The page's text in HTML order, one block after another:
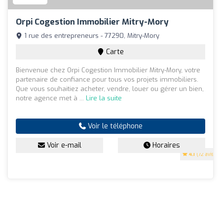
Orpi Cogestion Immobilier Mitry-Mory
4.1 (72 avis)
1 rue des entrepreneurs - 77290, Mitry-Mory
Carte
Bienvenue chez Orpi Cogestion Immobilier Mitry-Mory, votre
partenaire de confiance pour tous vos projets immobiliers.
Que vous souhaitiez acheter, vendre, louer ou gérer un bien,
notre agence met à ... Lire la suite
Voir le téléphone
Voir e-mail Horaires